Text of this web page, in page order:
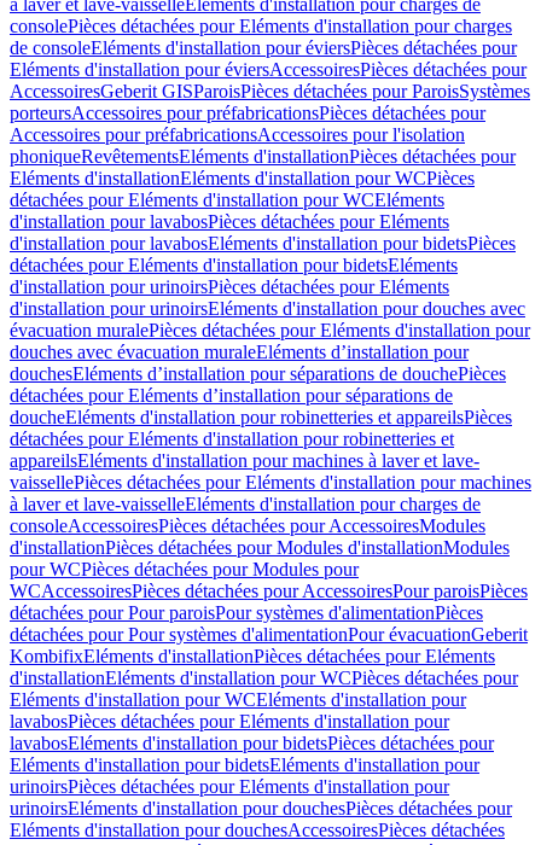
à laver et lave-vaisselleEléments d'installation pour charges de
consolePièces détachées pour Eléments d'installation pour charges
de consoleEléments d'installation pour éviersPièces détachées pour
Eléments d'installation pour éviersAccessoiresPièces détachées pour
AccessoiresGeberit GISParoisPièces détachées pour ParoisSystèmes
porteursAccessoires pour préfabricationsPièces détachées pour
Accessoires pour préfabricationsAccessoires pour l'isolation
phoniqueRevêtementsEléments d'installationPièces détachées pour
Eléments d'installationEléments d'installation pour WCPièces
détachées pour Eléments d'installation pour WCEléments
d'installation pour lavabosPièces détachées pour Eléments
d'installation pour lavabosEléments d'installation pour bidetsPièces
détachées pour Eléments d'installation pour bidetsEléments
d'installation pour urinoirsPièces détachées pour Eléments
d'installation pour urinoirsEléments d'installation pour douches avec
évacuation muralePièces détachées pour Eléments d'installation pour
douches avec évacuation muraleEléments d’installation pour
douchesEléments d’installation pour séparations de douchePièces
détachées pour Eléments d’installation pour séparations de
doucheEléments d'installation pour robinetteries et appareilsPièces
détachées pour Eléments d'installation pour robinetteries et
appareilsEléments d'installation pour machines à laver et lave-
vaissellePièces détachées pour Eléments d'installation pour machines
à laver et lave-vaisselleEléments d'installation pour charges de
consoleAccessoiresPièces détachées pour AccessoiresModules
d'installationPièces détachées pour Modules d'installationModules
pour WCPièces détachées pour Modules pour
WCAccessoiresPièces détachées pour AccessoiresPour paroisPièces
détachées pour Pour paroisPour systèmes d'alimentationPièces
détachées pour Pour systèmes d'alimentationPour évacuationGeberit
KombifixEléments d'installationPièces détachées pour Eléments
d'installationEléments d'installation pour WCPièces détachées pour
Eléments d'installation pour WCEléments d'installation pour
lavabosPièces détachées pour Eléments d'installation pour
lavabosEléments d'installation pour bidetsPièces détachées pour
Eléments d'installation pour bidetsEléments d'installation pour
urinoirsPièces détachées pour Eléments d'installation pour
urinoirsEléments d'installation pour douchesPièces détachées pour
Eléments d'installation pour douchesAccessoiresPièces détachées